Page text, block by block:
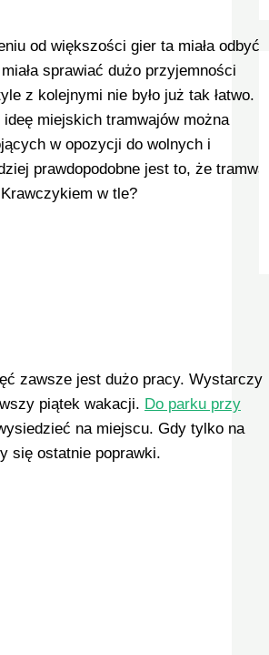
od większości gier ta miała odbyć
sprawiać dużo przyjemności
z kolejnymi nie było już tak łatwo.
miejskich tramwajów można
w opozycji do wolnych i
prawdopodobne jest to, że
w tle?
zawsze jest dużo pracy. Wystarczy
piątek wakacji. Do parku przy
na miejscu. Gdy tylko na
się ostatnie poprawki.